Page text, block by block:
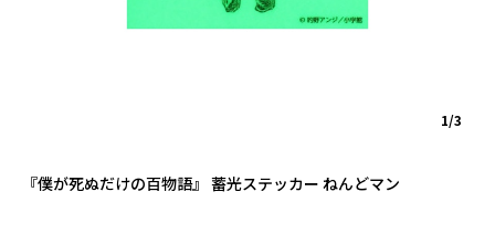
『僕が死ぬだけの百物語』 蓄光ステッカー ねんどマン
1/3